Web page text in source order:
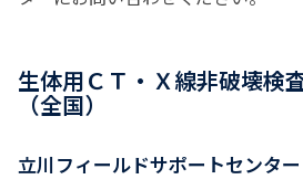
生体用ＣＴ・Ｘ線非破壊検
（全国）
立川フィールドサポートセンター